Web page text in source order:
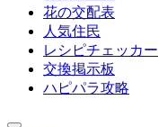
花の交配表
人気住民
レシピチェッカー
交換掲示板
ハピパラ攻略